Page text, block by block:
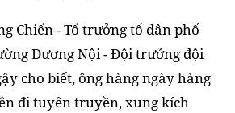
Chiến - Tổ trưởng tổ dân phố
Dương Nội - Đội trưởng đội
cho biết, ông hàng ngày hàng
đi tuyên truyền, xung kích